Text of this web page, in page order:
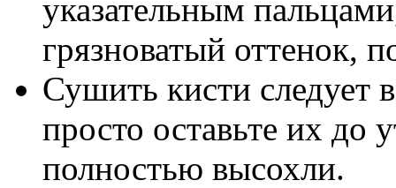
указательным
грязноватый оттенок,
Сушить кисти следует
просто оставьте их до
полностью высохли.